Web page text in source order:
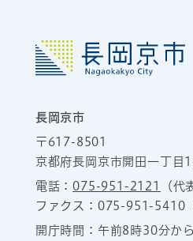
長岡京市
〒617-8501
京都府長岡京市開田一丁目
電話：075-951-2121
（代
ファクス：075-951-5410
開庁時間：午前8時30分か